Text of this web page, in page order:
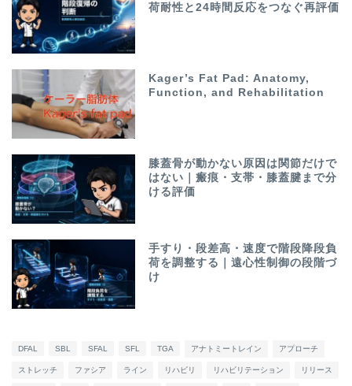
荷耐性と24時間反応をつなぐ再評価
Kager’s Fat Pad: Anatomy,
Function, and Rehabilitation
膝蓋骨が動かない原因は関節だけで
はない｜瘢痕・支帯・膝蓋腱まで分
ける評価
手すり・段差高・速度で階段降段負
荷を調整する｜遠心性制御の段階づ
け
DFAL SBL SFAL SFL TGA アナトミートレイン アプローチ
ストレッチ ファシア ライン リハビリ リハビリテーション リリース